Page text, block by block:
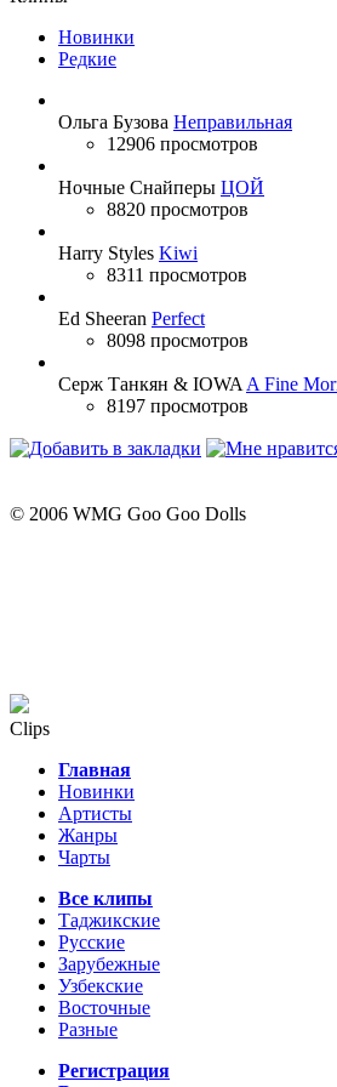
Новинки
Редкие
Ольга Бузова Неправильная
12906 просмотров
Ночные Снайперы ЦОЙ
8820 просмотров
Harry Styles Kiwi
8311 просмотров
Ed Sheeran Perfect
8098 просмотров
Серж Танкян & IOWA A Fine
8197 просмотров
© 2006 WMG Goo Goo Dolls
Clips
Главная
Новинки
Артисты
Жанры
Чарты
Все клипы
Таджикские
Русские
Зарубежные
Узбекские
Восточные
Разные
Регистрация